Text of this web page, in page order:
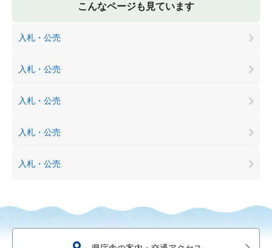
こんなページも見ています
入札・公売
入札・公売
入札・公売
入札・公売
入札・公売